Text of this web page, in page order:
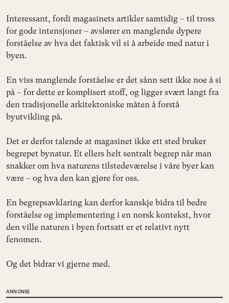
Interessant, fordi magasinets artikler samtidig – til tross
for gode intensjoner – avslører en manglende dypere
forståelse av hva det faktisk vil si å arbeide med natur i
byen.
En viss manglende forståelse er det sånn sett ikke noe å si
på – for dette er komplisert stoff, og ligger svært langt fra
den tradisjonelle arkitektoniske måten å forstå
byutvikling på.
Det er derfor talende at magasinet ikke ett sted bruker
begrepet bynatur. Et ellers helt sentralt begrep når man
snakker om hva naturens tilstedeværelse i våre byer kan
være – og hva den kan gjøre for oss.
En begrepsavklaring kan derfor kanskje bidra til bedre
forståelse og implementering i en norsk kontekst, hvor
den ville naturen i byen fortsatt er et relativt nytt
fenomen.
Og det bidrar vi gjerne med.
ANNONSE